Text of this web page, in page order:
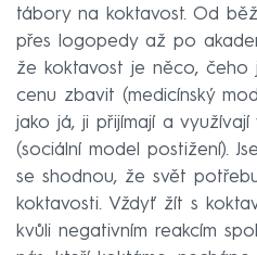
tábory na koktavost. Od
přes logopedy až po
že koktavost je něco, čeho
cenu zbavit (medicínský
jako já, ji přijímají a využívají
(sociální model postižení).
se shodnou, že svět
koktavosti. Vždyť žít s
kvůli negativním reakcím